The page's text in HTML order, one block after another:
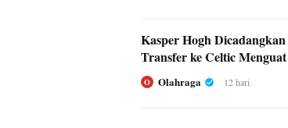
Kasper Hogh
Transfer ke Celtic Menguat
O Olahraga 12 hari